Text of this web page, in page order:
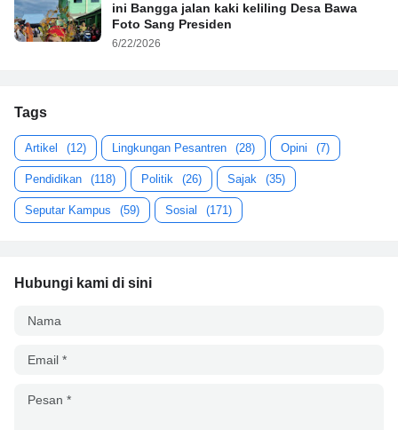
ini Bangga jalan kaki keliling Desa Bawa
Foto Sang Presiden
6/22/2026
Tags
Artikel (12) Lingkungan Pesantren (28) Opini (7)
Pendidikan (118) Politik (26) Sajak (35)
Seputar Kampus (59) Sosial (171)
Hubungi kami di sini